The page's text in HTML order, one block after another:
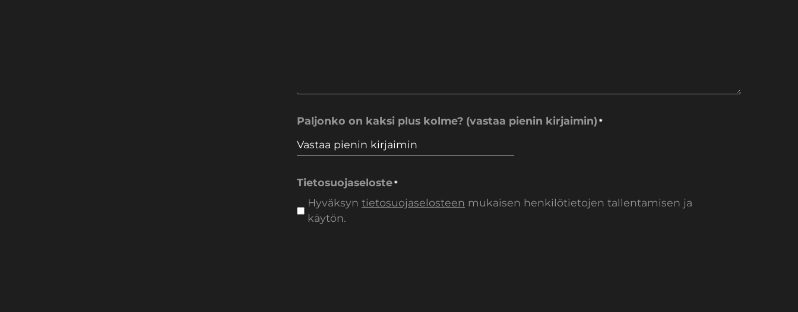
Paljonko on kaksi plus kolme? (vastaa pienin kirjaimin) *
Tietosuojaseloste *
Hyväksyn tietosuojaselosteen mukaisen henkilötietojen tallentamisen ja
käytön.